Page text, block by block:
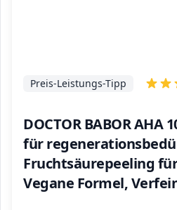
DOCTOR BABOR AHA
für
Fruchtsäurepeeling
Vegane Formel,
Preis-Leistungs-Tipp